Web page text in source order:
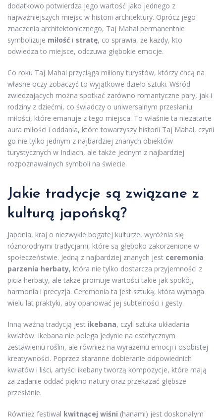
dodatkowo potwierdza jego wartość jako jednego z
najważniejszych miejsc w historii architektury. Oprócz jego
znaczenia architektonicznego, Taj Mahal permanentnie
symbolizuje miłość i stratę, co sprawia, że każdy, kto
odwiedza to miejsce, odczuwa głębokie emocje.
Co roku Taj Mahal przyciąga miliony turystów, którzy chcą na
własne oczy zobaczyć to wyjątkowe dzieło sztuki. Wśród
zwiedzających można spotkać zarówno romantyczne pary, jak i
rodziny z dziećmi, co świadczy o uniwersalnym przesłaniu
miłości, które emanuje z tego miejsca. To właśnie ta niezatarte
aura miłości i oddania, które towarzyszy historii Taj Mahal, czyni
go nie tylko jednym z najbardziej znanych obiektów
turystycznych w Indiach, ale także jednym z najbardziej
rozpoznawalnych symboli na świecie.
Jakie tradycje są związane z
kulturą japońską?
Japonia, kraj o niezwykle bogatej kulturze, wyróżnia się
różnorodnymi tradycjami, które są głęboko zakorzenione w
społeczeństwie. Jedną z najbardziej znanych jest ceremonia
parzenia herbaty, która nie tylko dostarcza przyjemności z
picia herbaty, ale także promuje wartości takie jak spokój,
harmonia i precyzja. Ceremonia ta jest sztuką, która wymaga
wielu lat praktyki, aby opanować jej subtelności i gesty.
Inną ważną tradycją jest ikebana, czyli sztuka układania
kwiatów. Ikebana nie polega jedynie na estetycznym
zestawieniu roślin, ale również na wyrażeniu emocji i osobistej
kreatywności. Poprzez staranne dobieranie odpowiednich
kwiatów i liści, artyści ikebany tworzą kompozycje, które mają
za zadanie oddać piękno natury oraz przekazać głębsze
przesłanie.
Również festiwal kwitnącej wiśni (hanami) jest doskonałym